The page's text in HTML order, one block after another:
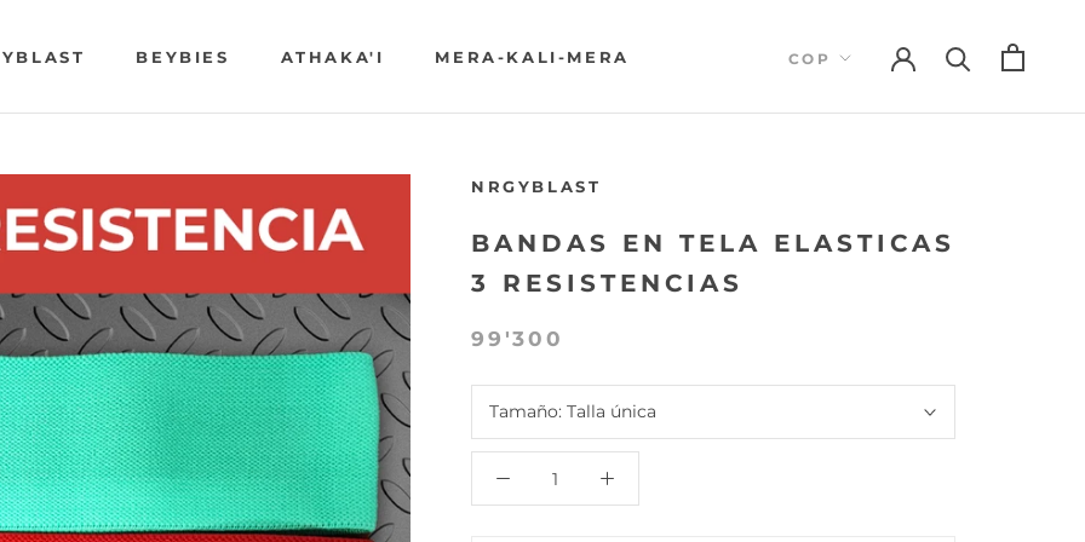
BEYBIES ATHAKA'I MERA-KALI-MERA
NRGYBLAST
BANDAS EN TELA ELASTICAS
3 RESISTENCIAS
99'300
Tamaño: Talla única